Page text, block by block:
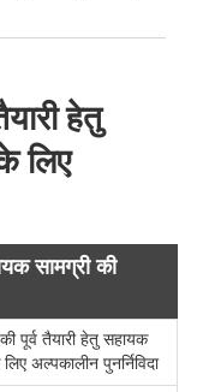
हेतु
लिए
सामग्री की
पूर्व तैयारी हेतु सहायक
अल्पकालीन पुनर्निविदा